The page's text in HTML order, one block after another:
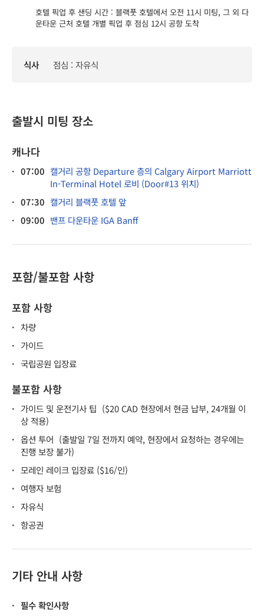
호텔 픽업 후 샌딩 시간 : 블랙풋 호텔에서 오전 11시 미팅, 그 외 다
운타운 근처 호텔 개별 픽업 후 점심 12시 공항 도착
식사 점심 : 자유식
출발시 미팅 장소
캐나다
· 07:00 캘거리 공항 Departure 층의 Calgary Airport Marriott
In-Terminal Hotel 로비 (Door#13 위치)
· 07:30 캘거리 블랙풋 호텔 앞
· 09:00 밴프 다운타운 IGA Banff
포함/불포함 사항
포함 사항
· 차량
· 가이드
· 국립공원 입장료
불포함 사항
· 가이드 및 운전기사 팁 ($20 CAD 현장에서 현금 납부, 24개월 이
상 적용)
· 옵션 투어 (출발일 7일 전까지 예약, 현장에서 요청하는 경우에는
진행 보장 불가)
· 모레인 레이크 입장료 ($16/인)
· 여행자 보험
· 자유식
· 항공권
기타 안내 사항
· 필수 확인사항